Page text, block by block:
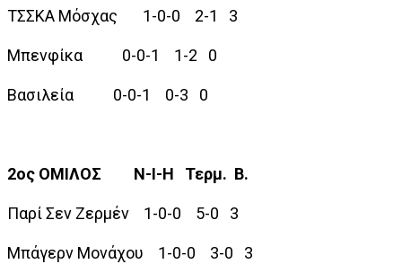
ΤΣΣΚΑ Μόσχας 1-0-0 2-1 3
Μπενφίκα 0-0-1 1-2 0
Βασιλεία 0-0-1 0-3 0
2ος ΟΜΙΛΟΣ Ν-Ι-Η Τερμ. Β.
Παρί Σεν Ζερμέν 1-0-0 5-0 3
Μπάγερν Μονάχου 1-0-0 3-0 3